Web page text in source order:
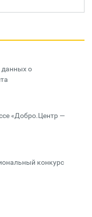
данных о
«Добро.Центр —
конкурс